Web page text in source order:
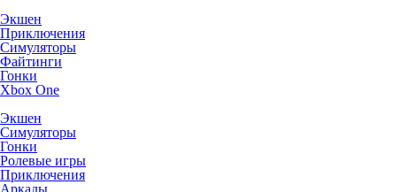
Экшен
Приключения
Симуляторы
Файтинги
Гонки
Xbox One
Экшен
Симуляторы
Гонки
Ролевые игры
Приключения
Аркады